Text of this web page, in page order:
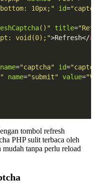
10px;" id=
()" title=
void(0);">Refresh</a
name="captcha" id=
name="submit" value=
tombol refresh
PHP sulit terbaca oleh
tanpa perlu reload